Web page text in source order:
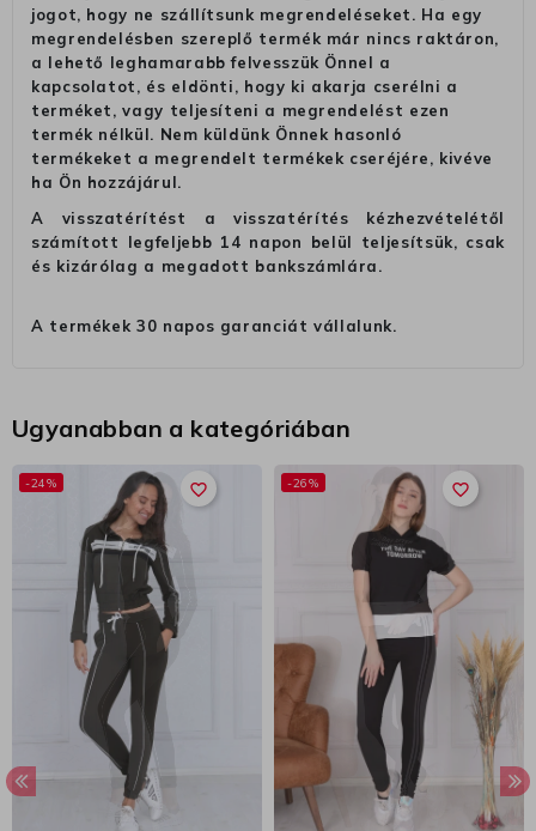
jogot, hogy ne szállítsunk megrendeléseket. Ha egy
megrendelésben szereplő termék már nincs raktáron,
a lehető leghamarabb felvesszük Önnel a
kapcsolatot, és eldönti, hogy ki akarja cserélni a
terméket, vagy teljesíteni a megrendelést ezen
termék nélkül. Nem küldünk Önnek hasonló
termékeket a megrendelt termékek cseréjére, kivéve
ha Ön hozzájárul.
A visszatérítést a visszatérítés kézhezvételétől
számított legfeljebb 14 napon belül teljesítsük, csak
és kizárólag a megadott bankszámlára.
A termékek 30 napos garanciát vállalunk.
Ugyanabban a kategóriában
favorite_border
-24% favorite_border
-26%